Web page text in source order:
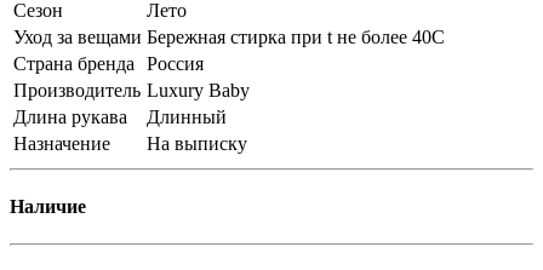
Сезон
Лето
Уход за вещами Бережная стирка при t не более 40С
Страна бренда
Россия
Производитель Luxury Baby
Длина рукава
Длинный
Назначение
На выписку
Наличие